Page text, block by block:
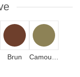
Brun